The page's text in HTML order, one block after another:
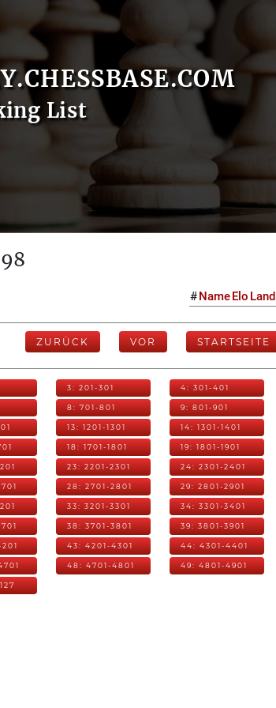
List
#NameElo Land
ZURÜCK VOR STARTSEITE
3: 201-301 4: 301-401
8: 701-801 9: 801-901
13: 1201-1301 14: 1301-1401
18: 1701-1801 19: 1801-1901
23: 2201-2301 24: 2301-2401
28: 2701-2801 29: 2801-2901
33: 3201-3301 34: 3301-3401
38: 3701-3801 39: 3801-3901
43: 4201-4301 44: 4301-4401
48: 4701-4801 49: 4801-4901